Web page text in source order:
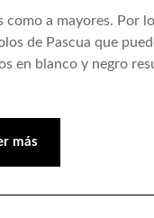
como a mayores. Por
de Pascua que
en blanco y negro
más